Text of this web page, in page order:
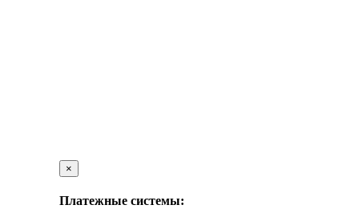
×
Платежные системы: